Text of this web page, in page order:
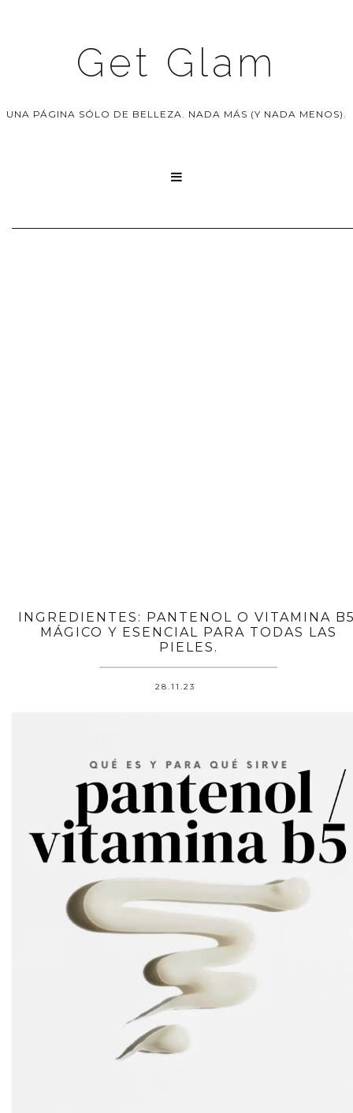
Get Glam
UNA PÁGINA SÓLO DE BELLEZA. NADA MÁS (Y NADA MENOS).

INGREDIENTES: PANTENOL O VITAMINA
MÁGICO Y ESENCIAL PARA TODAS LAS
PIELES.
28.11.23